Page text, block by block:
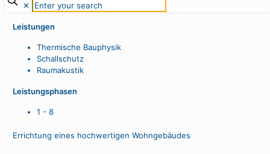
✕
Leistungen
Thermische Bauphysik
Schallschutz
Raumakustik
Leistungsphasen
1 - 8
Errichtung eines hochwertigen Wohngebäudes